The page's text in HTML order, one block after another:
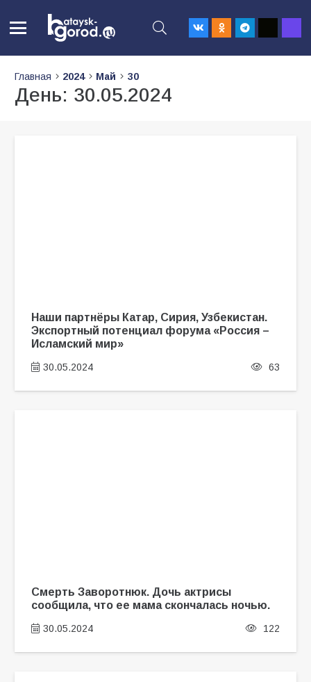
Главная 2024 Май 30
День: 30.05.2024
Наши партнёры Катар, Сирия, Узбекистан.
Экспортный потенциал форума «Россия –
Исламский мир»
30.05.2024 63
Смерть Заворотнюк. Дочь актрисы
сообщила, что ее мама скончалась ночью.
30.05.2024 122